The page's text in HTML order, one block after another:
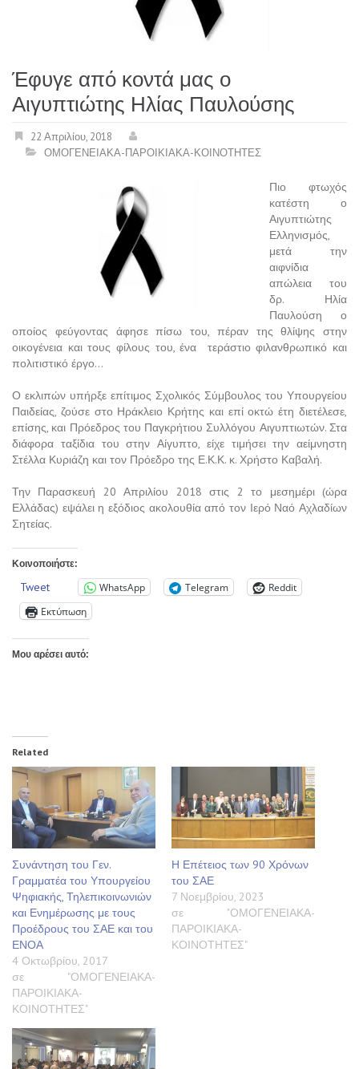
Έφυγε από κοντά μας ο
Αιγυπτιώτης Ηλίας Παυλούσης
22 Απριλίου, 2018
ΟΜΟΓΕΝΕΙΑΚΑ-ΠΑΡΟΙΚΙΑΚΑ-ΚΟΙΝΟΤΗΤΕΣ
Πιο φτωχός
κατέστη ο
Αιγυπτιώτης
Ελληνισμός,
μετά την
αιφνίδια
απώλεια του
δρ. Ηλία
Παυλούση ο
οποίος φεύγοντας άφησε πίσω του, πέραν της θλίψης στην
οικογένεια και τους φίλους του, ένα τεράστιο φιλανθρωπικό και
πολιτιστικό έργο…
Ο εκλιπών υπήρξε επίτιμος Σχολικός Σύμβουλος του Υπουργείου
Παιδείας, ζούσε στο Ηράκλειο Κρήτης και επί οκτώ έτη διετέλεσε,
επίσης, και Πρόεδρος του Παγκρήτιου Συλλόγου Αιγυπτιωτών. Στα
διάφορα ταξίδια του στην Αίγυπτο, είχε τιμήσει την αείμνηστη
Στέλλα Κυριάζη και τον Πρόεδρο της Ε.Κ.Κ. κ. Χρήστο Καβαλή.
Την Παρασκευή 20 Απριλίου 2018 στις 2 το μεσημέρι (ώρα
Ελλάδας) εψάλει η εξόδιος ακολουθία από τον Ιερό Ναό Αχλαδίων
Σητείας.
Κοινοποιήστε:
Tweet WhatsApp Telegram
Reddit
Εκτύπωση
Μου αρέσει αυτό:
Related
Συνάντηση του Γεν.
Γραμματέα του Υπουργείου
Ψηφιακής, Τηλεπικοινωνιών
και Ενημέρωσης με τους
Προέδρους του ΣΑΕ και του
ΕΝΟΑ
4 Οκτωβρίου, 2017
σε "ΟΜΟΓΕΝΕΙΑΚΑ-
ΠΑΡΟΙΚΙΑΚΑ-
ΚΟΙΝΟΤΗΤΕΣ"
Η Επέτειος των 90 Χρόνων
του ΣΑΕ
7 Νοεμβρίου, 2023
σε "ΟΜΟΓΕΝΕΙΑΚΑ-
ΠΑΡΟΙΚΙΑΚΑ-
ΚΟΙΝΟΤΗΤΕΣ"